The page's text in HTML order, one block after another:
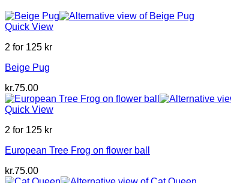
Quick View
2 for 125 kr
Beige Pug
kr.75.00
Quick View
2 for 125 kr
European Tree Frog on flower ball
kr.75.00